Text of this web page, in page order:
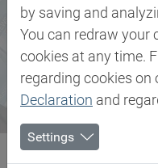
Biesterfeld SE Newsroom
Biesterfeld NEWS Cleaning -
by saving and
You can redraw your
cookies at any time.
regarding cookies on
Declaration and
Settings